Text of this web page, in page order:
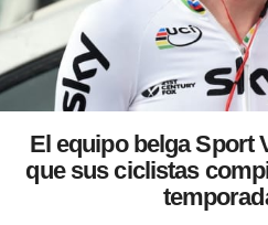
El equipo belga Sport
que sus ciclistas